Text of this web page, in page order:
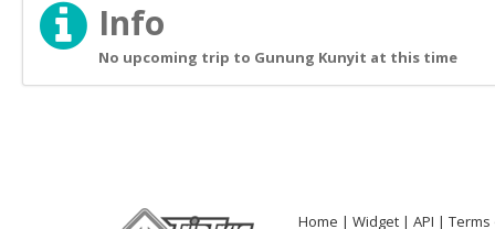
Info
No upcoming trip to Gunung Kunyit at this time
Home Widget API Terms